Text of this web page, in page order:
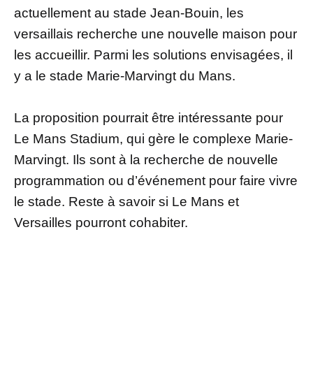
actuellement au stade Jean-Bouin, les
versaillais recherche une nouvelle maison pour
les accueillir. Parmi les solutions envisagées, il
y a le stade Marie-Marvingt du Mans.
La proposition pourrait être intéressante pour
Le Mans Stadium, qui gère le complexe Marie-
Marvingt. Ils sont à la recherche de nouvelle
programmation ou d’événement pour faire vivre
le stade. Reste à savoir si Le Mans et
Versailles pourront cohabiter.